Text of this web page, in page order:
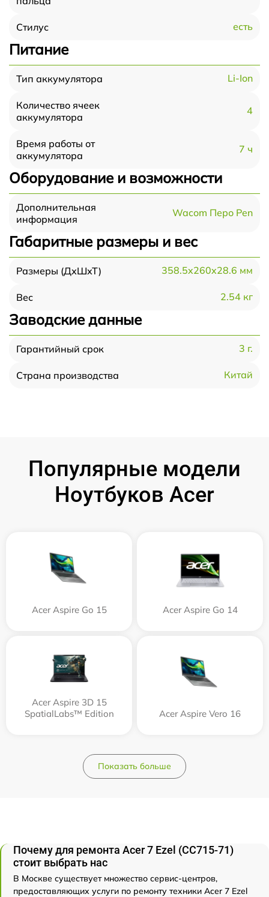
Стилус есть
Питание
Тип аккумулятора Li-Ion
Количество ячеек
аккумулятора
4
Время работы от
аккумулятора
7 ч
Оборудование и возможности
Дополнительная
информация
Wacom Перо Pen
Габаритные размеры и вес
Размеры (ДхШхТ) 358.5x260x28.6 мм
Вес 2.54 кг
Заводские данные
Гарантийный срок 3 г.
Страна производства Китай
Популярные модели
Ноутбуков Acer
Acer Aspire Go 15 Acer Aspire Go 14
Acer Aspire 3D 15
SpatialLabs™ Edition
Acer Aspire Vero 16
Показать больше
Почему для ремонта Acer 7 Ezel (CC715-71)
стоит выбрать нас
В Москве существует множество сервис-центров,
предоставляющих услуги по ремонту техники Acer 7 Ezel